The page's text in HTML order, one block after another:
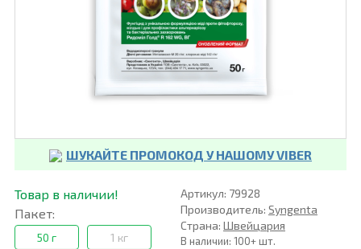
ШУКАЙТЕ ПРОМОКОД У НАШОМУ VIBER
Товар в наличии!
Пакет:
50 г 1 кг
Артикул: 79928
Производитель: Syngenta
Страна: Швейцария
В наличии: 100+ шт.